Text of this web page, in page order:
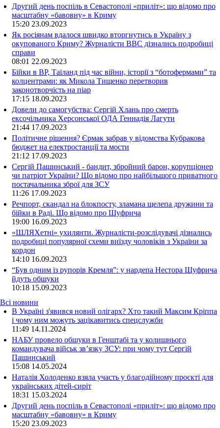
Другий день поспіль в Севастополі «приліт»: що відомо про
масштабну «бавовну» в Криму
15:20 23.09.2023
Як росіянам вдалося швидко вторгнутись в Україну з
окупованого Криму? Журналісти ВВС дізнались подробиці
справи
08:01 22.09.2023
Бійки в ВР, Таїланд під час війни, історії з “ботофермами” та
колцентрами: як Микола Тищенко перетворив
законотворчість на піар
17:15 18.09.2023
Довели до самогубства: Сергій Хлань про смерть
ексочільника Херсонської ОДА Геннадія Лагути
21:44 17.09.2023
Політичне рішення? Єрмак забрав у відомства Кубракова
бюджет на електростанції та мости
21:12 17.09.2023
Сергій Пашинський - бандит, збройний барон, корупціонер
чи патріот України? Що відомо про найбільшого приватного
постачальника зброї для ЗСУ
11:26 17.09.2023
Речпорт, скандал на блокпосту, зламана щелепа дружини та
бійки в Раді. Що відомо про Шуфрича
19:00 16.09.2023
«ШЛЯХетні» ухилянти. Журналісти-розслідувачі дізнались
подробиці популярної схеми виїзду чоловіків з України за
кордон
14:10 16.09.2023
“Був одним із рупорів Кремля”: у нардепа Нестора Шуфрича
йдуть обшуки
10:18 15.09.2023
Всі новини
В Україні з'явився новий олігарх? Хто такий Максим Кріппа
і чому ним можуть зацікавитись спецслужби
11:49 14.11.2024
НАБУ провело обшуки в Генштабі та у колишнього
командувача військ зв’язку ЗСУ: при чому тут Сергій
Пашинський
15:08 14.05.2024
Наталія Холоденко взяла участь у благодійному проєкті для
українських дітей-сиріт
18:31 15.03.2024
Другий день поспіль в Севастополі «приліт»: що відомо про
масштабну «бавовну» в Криму
15:20 23.09.2023